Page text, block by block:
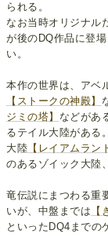
られる。
なお当時オリジナル
が後のDQ作品に登
い。
本作の世界は、アベ
【ストークの神殿】
ジミの塔】 などがあ
るテイル大陸がある
大陸 【レイアムラン
のあるゾイック大陸
竜伝説にまつわる重
いが、中盤までは 【
といったDQ4までの